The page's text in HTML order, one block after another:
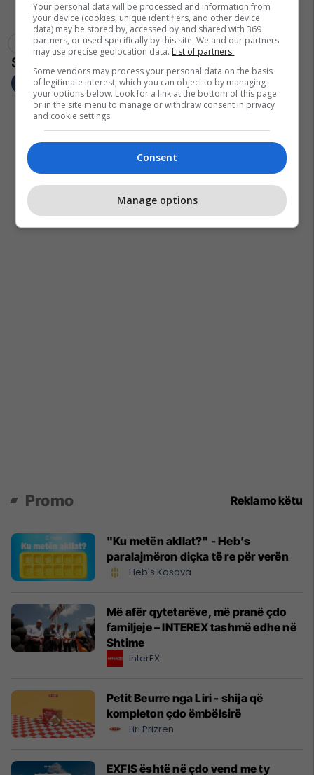
Allweb Albania Allweb Allweb Albania 2018
Promo Reklamo këtu
"Ku metën akllat?" - Heb’s
paralajmëron diçka të re për verën
Heb's Kosova
Më afër qytetarëve, më pranë çdo
familjeje – INTEREX tashmë edhe në
Shtime
InterEX
Petit Beurre nga Liri - shija që
kompleton çdo ëmbëlsirë
Liri Prizren
EXFIS është në çdo vend me ty
Your personal data will be processed and information from
your device (cookies, unique identifiers, and other device
data) may be stored by, accessed by and shared with 369
partners, or used specifically by this site. We and our partners
may use precise geolocation data. List of partners.
Some vendors may process your personal data on the basis
of legitimate interest, which you can object to by managing
your options below. Look for a link at the bottom of this page
or in the site menu to manage or withdraw consent in privacy
and cookie settings.
Consent
Manage options